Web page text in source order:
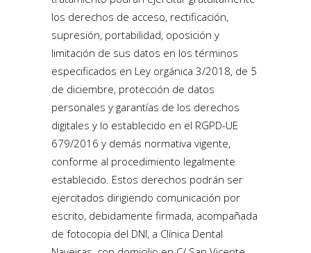
los derechos de acceso, rectificación,
supresión, portabilidad, oposición y
limitación de sus datos en los términos
especificados en Ley orgánica 3/2018, de 5
de diciembre, protección de datos
personales y garantías de los derechos
digitales y lo establecido en el RGPD-UE
679/2016 y demás normativa vigente,
conforme al procedimiento legalmente
establecido. Estos derechos podrán ser
ejercitados dirigiendo comunicación por
escrito, debidamente firmada, acompañada
de fotocopia del DNI, a Clínica Dental